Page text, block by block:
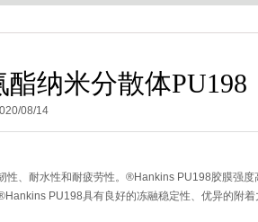
酯纳米分散体PU198
08/14
、耐水性和耐疲劳性。®Hankins PU198胶膜强度
PU198具有良好的冻融稳定性、优异的附